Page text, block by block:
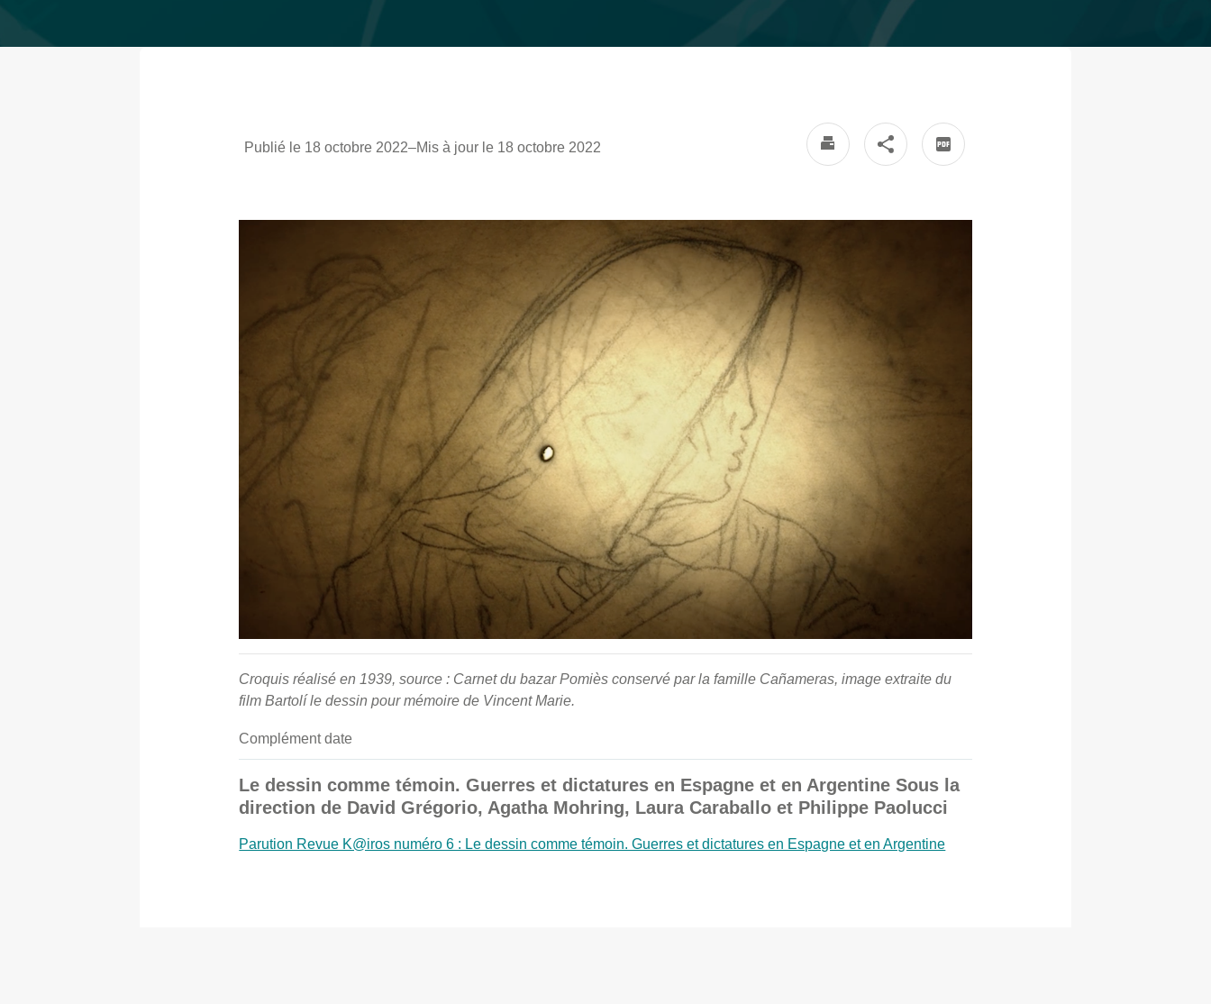
Publié le 18 octobre 2022–Mis à jour le 18 octobre 2022
Croquis réalisé en 1939, source : Carnet du bazar Pomiès conservé par la famille Cañameras, image extraite du
film Bartolí le dessin pour mémoire de Vincent Marie.
Complément date
Le dessin comme témoin. Guerres et dictatures en Espagne et en Argentine Sous la
direction de David Grégorio, Agatha Mohring, Laura Caraballo et Philippe Paolucci
Parution Revue K@iros numéro 6 : Le dessin comme témoin. Guerres et dictatures en Espagne et en Argentine